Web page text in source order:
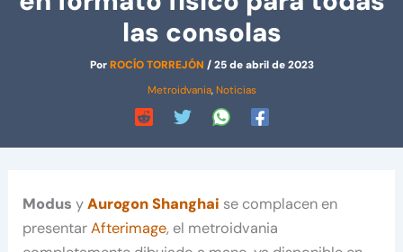
las consolas
PorROCÍO TORREJÓN /25 de abril de 2023
Metroidvania, Noticias
Modus yAurogon Shanghai se complacen en
presentarAfterimage, el metroidvania